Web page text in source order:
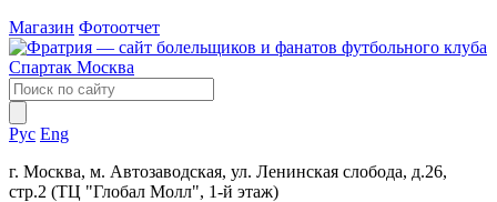
Магазин Фотоотчет
Рус Eng
г. Москва, м. Автозаводская, ул. Ленинская слобода, д.26,
стр.2 (ТЦ "Глобал Молл", 1-й этаж)